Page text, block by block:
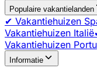
Populaire vakantielanden
✔ Vakantiehuizen
Vakantiehuizen Italië
Vakantiehuizen
Informatie